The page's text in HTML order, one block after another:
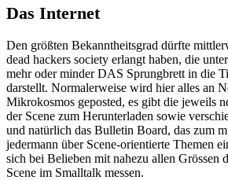
Das Internet
Den größten Bekanntheitsgrad dürfte
dead hackers society erlangt haben, die
mehr oder minder DAS Sprungbrett in die
darstellt. Normalerweise wird hier alles an
Mikrokosmos geposted, es gibt die jeweils
der Scene zum Herunterladen sowie
und natürlich das Bulletin Board, das zum
jedermann über Scene-orientierte Themen
sich bei Belieben mit nahezu allen Grössen
Scene im Smalltalk messen.